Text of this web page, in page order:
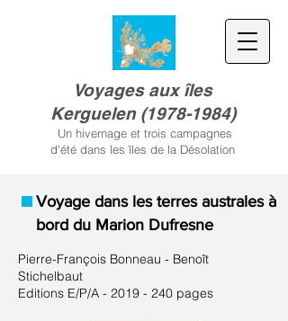
Voyages aux îles
Kerguelen (1978-1984)
Un hivernage et trois campagnes
d'été dans les îles de la Désolation
Voyage dans les terres australes à
bord du Marion Dufresne
Pierre-François Bonneau - Benoît
Stichelbaut
Editions E/P/A - 2019 - 240 pages